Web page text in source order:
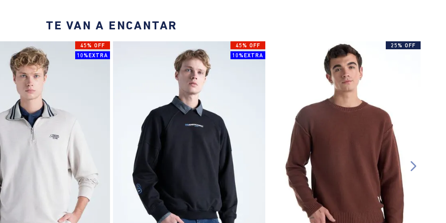
TE VAN A ENCANTAR
45% OFF
10%EXTRA
45% OFF
10%EXTRA
25% OFF